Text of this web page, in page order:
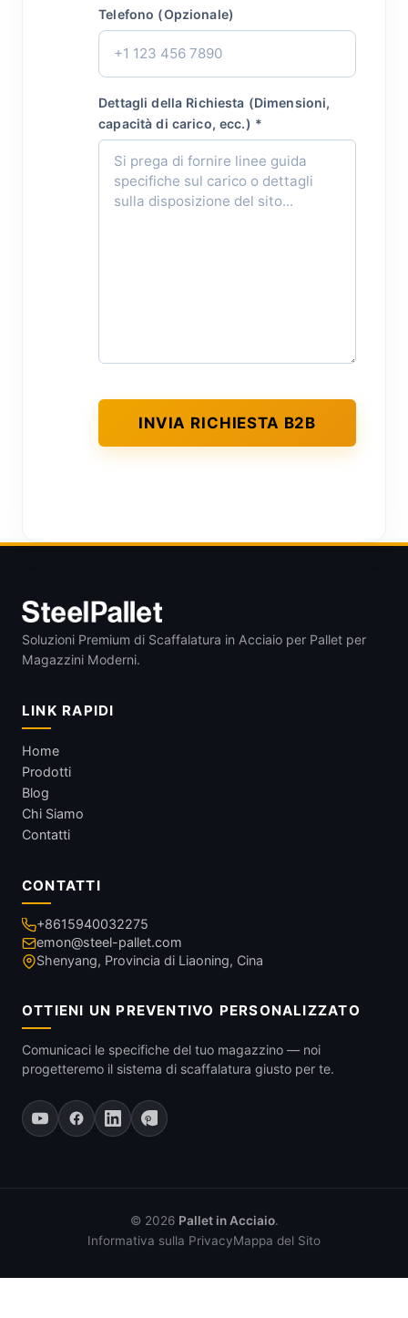
Telefono (Opzionale)
Dettagli della Richiesta (Dimensioni,
capacità di carico, ecc.) *
Soluzioni Premium di Scaffalatura in Acciaio per Pallet per
Magazzini Moderni.
LINK RAPIDI
Home
Prodotti
Blog
Chi Siamo
Contatti
CONTATTI
+8615940032275
emon@steel-pallet.com
Shenyang, Provincia di Liaoning, Cina
OTTIENI UN PREVENTIVO PERSONALIZZATO
Comunicaci le specifiche del tuo magazzino — noi
progetteremo il sistema di scaffalatura giusto per te.
© 2026 Pallet in Acciaio.
Informativa sulla PrivacyMappa del Sito